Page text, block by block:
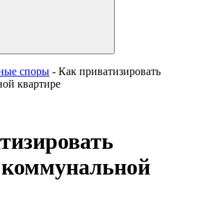
споры - Как приватизировать
квартире